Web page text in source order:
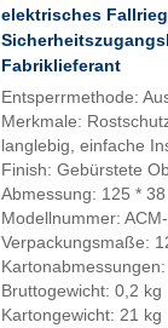
elektrisches
Fabriklieferant
Entsperrmethode:
Merkmale:
langlebig, einfache
Finish: Gebürstete
Abmessung: 125 *
Modellnummer:
Verpackungsmaße:
Bruttogewicht: 0,2 kg
Kartongewicht: 21 kg